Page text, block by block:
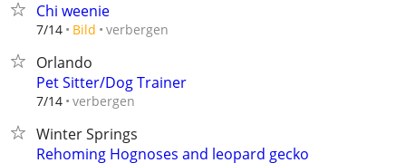
Chi weenie
7/14 Bild verbergen
Orlando
Pet Sitter/Dog Trainer
7/14 verbergen
Winter Springs
Rehoming Hognoses and leopard gecko